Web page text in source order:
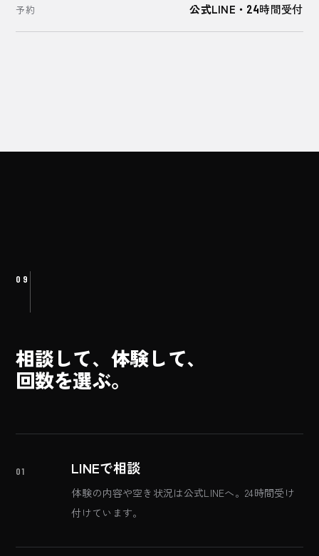
予約 公式LINE・ 24時間受付
09
相談して、 体験して、
回数を選ぶ。
01 LINEで相談
体験の内容や空き状況は公式LINEへ。24時間受け
付けています。